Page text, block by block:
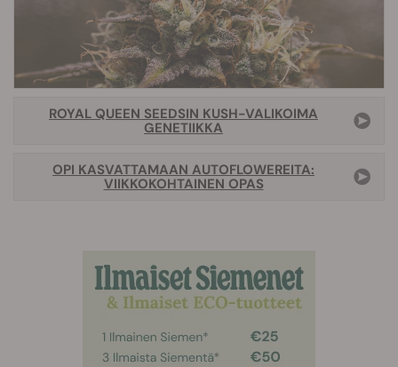
ROYAL QUEEN SEEDSIN KUSH-VALIKOIMA
GENETIIKKA
OPI KASVATTAMAAN AUTOFLOWEREITA:
VIIKKOKOHTAINEN OPAS